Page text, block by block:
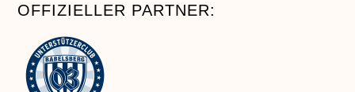
OFFIZIELLER PARTNER: